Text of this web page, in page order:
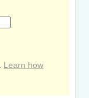
Learn how